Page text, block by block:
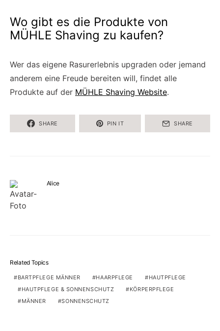
Wo gibt es die Produkte von
MÜHLE Shaving zu kaufen?
Wer das eigene Rasurerlebnis upgraden oder jemand
anderem eine Freude bereiten will, findet alle
Produkte auf der MÜHLE Shaving Website.
SHARE PIN IT SHARE
Alice
Related Topics
BARTPFLEGE MÄNNER HAARPFLEGE
HAUTPFLEGE
HAUTPFLEGE & SONNENSCHUTZ
KÖRPERPFLEGE
MÄNNER
SONNENSCHUTZ